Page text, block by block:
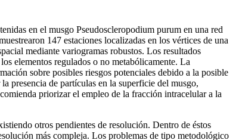
en el musgo Pseudoscleropodium purum en una red
147 estaciones localizadas en los vértices de una
mediante variogramas robustos. Los resultados
elementos regulados o no metabólicamente. La
sobre posibles riesgos potenciales debido a la posible
presencia de partículas en la superficie del musgo,
priorizar el empleo de la fracción intracelular a la
otros pendientes de resolución. Dentro de éstos
más compleja. Los problemas de tipo metodológico